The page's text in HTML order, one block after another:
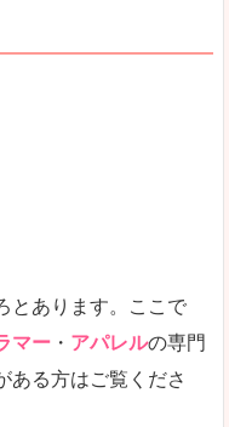
ます
にとっては、有利なサイト
とあります。ここで
マー ・ アパレルの専門
ある方はご覧くださ